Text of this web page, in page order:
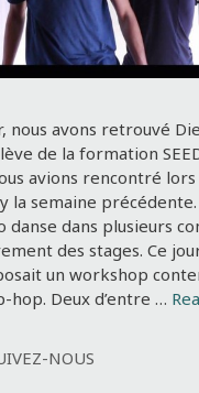
nous avons retrouvé
de la formation
avions rencontré
la semaine
danse dans plusieurs
des stages. Ce
un workshop
hop. Deux d’entre …
NOUS